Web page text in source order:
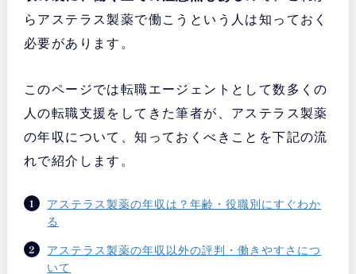
らアステラス製薬で働こうという人は知っておく
必要があります。
このページでは転職エージェントとして数多くの
人の転職支援をしてきた筆者が、アステラス製薬
の年収について、知っておくべきことを下記の流
れで紹介します。
アステラス製薬の年収は？年齢・役職別にすぐわか
る
アステラス製薬の年収以外の評判・働きやすさにつ
いて